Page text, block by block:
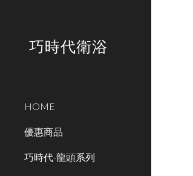
巧時代衛浴
HOME
優惠商品
巧時代-龍頭系列